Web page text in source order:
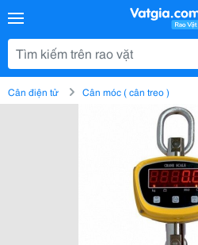
Cân điện tử Cân móc ( cân treo )